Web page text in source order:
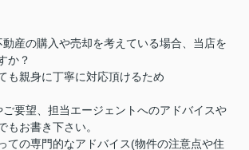
産の購入や売却を考えている場合、当店を
か？
親身に丁寧に対応頂けるため
要望、担当エージェントへのアドバイスや
もお書き下さい。
ての専門的なアドバイス(物件の注意点や住